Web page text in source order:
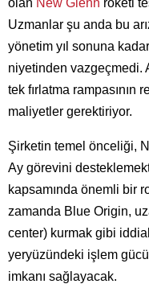
olan New Glenn roketi
Uzmanlar şu anda bu
yönetim yıl sonuna
niyetinden vazgeçmedi.
tek fırlatma rampasının
maliyetler gerektiriyor.
Şirketin temel önceliği,
Ay görevini
kapsamında önemli bir
zamanda Blue Origin,
center) kurmak gibi
yeryüzündeki işlem
imkanı sağlayacak.